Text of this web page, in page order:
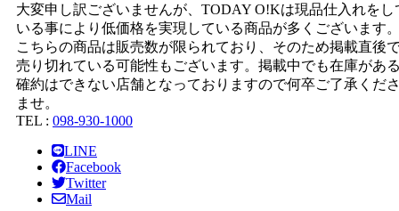
大変申し訳ございませんが、TODAY O!Kは現品仕入れをし
いる事により低価格を実現している商品が多くございます
こちらの商品は販売数が限られており、そのため掲載直後
売り切れている可能性もございます。掲載中でも在庫があ
確約はできない店舗となっておりますので何卒ご了承くだ
ませ。
TEL : 098-930-1000
LINE
Facebook
Twitter
Mail